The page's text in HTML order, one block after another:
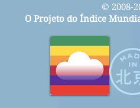
© 2008-
O Projeto do Índice